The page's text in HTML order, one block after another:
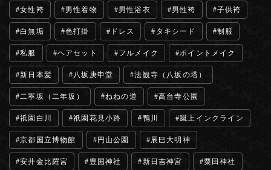
女性袴 男性着物 男性浴衣 男性袴 子供袴
白無垢 色打掛 ドレス タキシード 制服
私服 ヘアセット フルメイク ポイントメイク
新日本髪 八坂庚申堂 法観寺（八坂の塔）
二寧坂（二年坂） ねねの道 高台寺公園
祇園白川 祇園花見小路 鴨川 蹴上インクライン
京都国立博物館 円山公園 辰巳大明神
安井金比羅宮 豊国神社 新日吉神宮 粟田神社